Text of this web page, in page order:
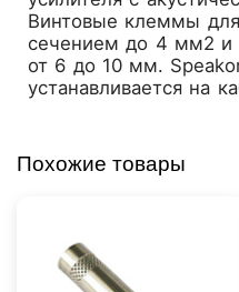
Винтовые клеммы
сечением до 4 мм2
от 6 до 10 мм.
устанавливается на
Похожие товары